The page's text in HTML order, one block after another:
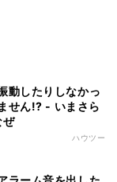
動したりしなかっ
せん!? - いまさら
ぜ
ハウツー